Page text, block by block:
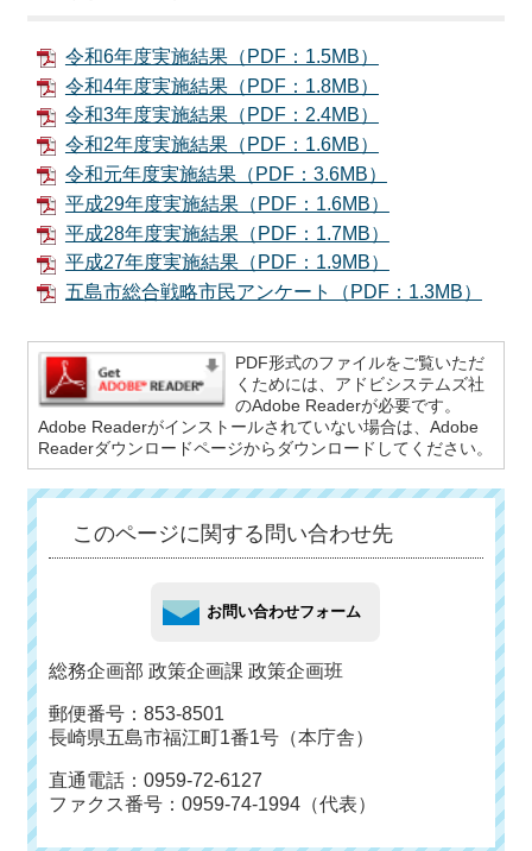
令和6年度実施結果（PDF：1.5MB）
令和4年度実施結果（PDF：1.8MB）
令和3年度実施結果（PDF：2.4MB）
令和2年度実施結果（PDF：1.6MB）
令和元年度実施結果（PDF：3.6MB）
平成29年度実施結果（PDF：1.6MB）
平成28年度実施結果（PDF：1.7MB）
平成27年度実施結果（PDF：1.9MB）
五島市総合戦略市民アンケート（PDF：1.3MB）
PDF形式のファイルをご覧いただ
くためには、アドビシステムズ社
のAdobe Readerが必要です。
Adobe Readerがインストールされていない場合は、Adobe
Readerダウンロードページからダウンロードしてください。
このページに関する問い合わせ先
総務企画部 政策企画課 政策企画班
郵便番号：853-8501
長崎県五島市福江町1番1号（本庁舎）
直通電話：0959-72-6127
ファクス番号：0959-74-1994（代表）